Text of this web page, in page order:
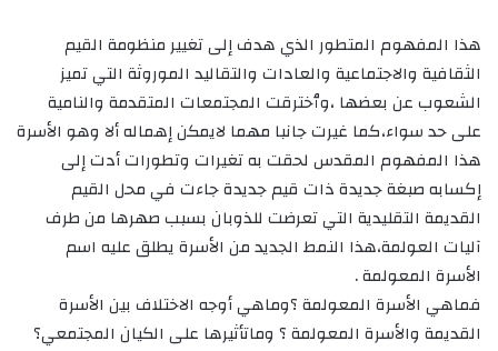
هذا المفهوم المتطور الذي هدف إلى تغيير منظومة القيم
الثقافية والاجتماعية والعادات والتقاليد الموروثة التي تميز
الشعوب عن بعضها ،وٱخترقت المجتمعات المتقدمة والنامية
على حد سواء،كما غيرت جانبا مهما لايمكن إهماله ألا وهو الأسرة
هذا المفهوم المقدس لحقت به تغيرات وتطورات أدت إلى
إكسابه صبغة جديدة ذات قيم جديدة جاءت في محل القيم
القديمة التقليدية التي تعرضت للذوبان بسبب صهرها من طرف
آليات العولمة،هذا النمط الجديد من الأسرة يطلق عليه اسم
الأسرة المعولمة .
فماهي الأسرة المعولمة ؟وماهي أوجه الاختلاف بين الأسرة
القديمة والأسرة المعولمة ؟ وماتأثيرها على الكيان المجتمعي؟